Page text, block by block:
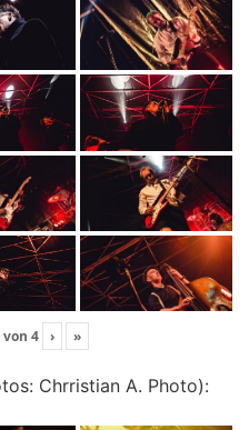
von 4 › »
Chrristian A. Photo):